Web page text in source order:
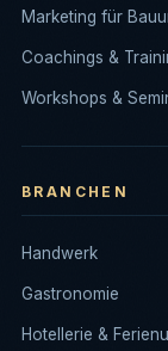
Marketing für
Coachings &
Workshops &
BRANCHEN
Handwerk
Gastronomie
Hotellerie &